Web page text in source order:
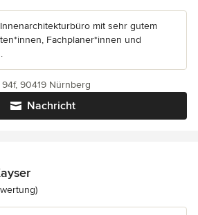
mit sehr gutem
Fachplaner*innen und
Nachricht
90419 Nürnberg
5 von 5 Sternen